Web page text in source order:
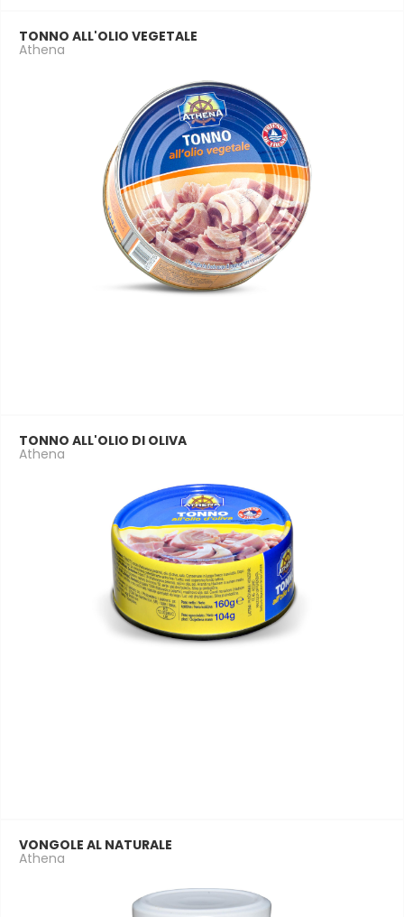
TONNO ALL'OLIO VEGETALE
Athena
TONNO ALL'OLIO DI OLIVA
Athena
VONGOLE AL NATURALE
Athena